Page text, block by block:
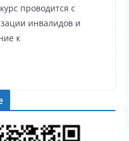
проводится с
инвалидов и
к